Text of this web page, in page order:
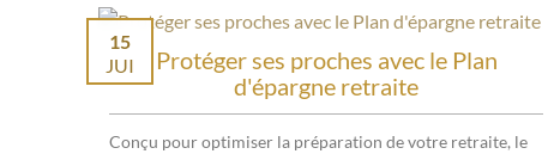
Protéger ses proches avec le Plan
d'épargne retraite
15
JUI
Conçu pour optimiser la préparation de votre retraite, le